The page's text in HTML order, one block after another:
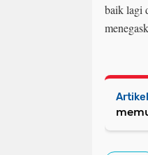
baik lagi